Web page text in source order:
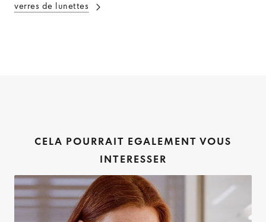
verres de lunettes
CELA POURRAIT EGALEMENT VOUS
INTERESSER